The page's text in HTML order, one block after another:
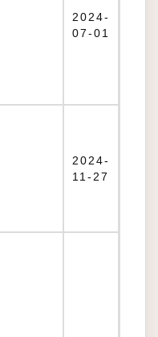
2024-
07-01
2024-
11-27